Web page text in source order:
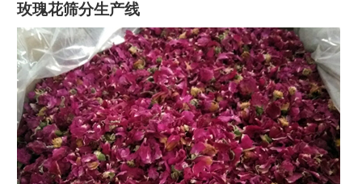
玫瑰花筛分生产线